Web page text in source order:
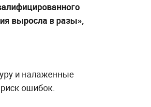
выросла в разы»,
и налаженные
ошибок.